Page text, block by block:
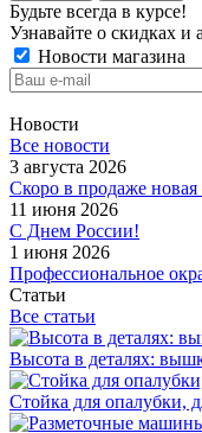
Будьте всегда в курсе!
Узнавайте о скидках и
Новости магазина
Новости
Все новости
3 августа 2026
Скоро в продаже новая
11 июня 2026
С Днем России!
1 июня 2026
Профессиональное
Статьи
Все статьи
Высота в деталях:
Стойка для опалубки,